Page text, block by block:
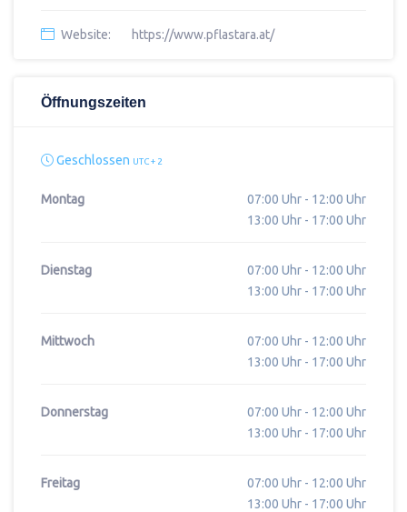
Website: https://www.pflastara.at/
Öffnungszeiten
Geschlossen UTC + 2
Montag
07:00 Uhr - 12:00 Uhr
13:00 Uhr - 17:00 Uhr
Dienstag
07:00 Uhr - 12:00 Uhr
13:00 Uhr - 17:00 Uhr
Mittwoch
07:00 Uhr - 12:00 Uhr
13:00 Uhr - 17:00 Uhr
Donnerstag
07:00 Uhr - 12:00 Uhr
13:00 Uhr - 17:00 Uhr
Freitag
07:00 Uhr - 12:00 Uhr
13:00 Uhr - 17:00 Uhr